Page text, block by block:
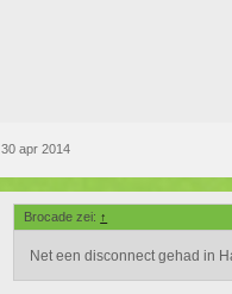
30 apr 2014
Brocade zei: ↑
Net een disconnect gehad in